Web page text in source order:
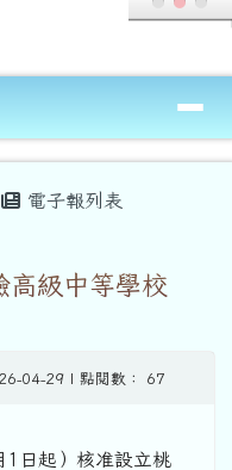
小學
電子報列表
高級中等學校
04-29 | 點閱數： 67
日起）核准設立桃